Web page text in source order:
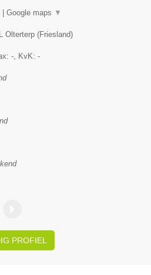
| Google maps ▼
Olterterp(Friesland)
-, KvK: -
PROFIEL